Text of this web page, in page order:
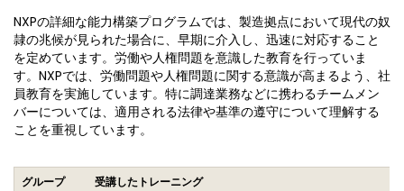
NXPの詳細な能力構築プログラムでは、製造拠点において現代の奴
隷の兆候が見られた場合に、早期に介入し、迅速に対応すること
を定めています。労働や人権問題を意識した教育を行っていま
す。NXPでは、労働問題や人権問題に関する意識が高まるよう、社
員教育を実施しています。特に調達業務などに携わるチームメン
バーについては、適用される法律や基準の遵守について理解する
ことを重視しています。
グループ
受講したトレーニング